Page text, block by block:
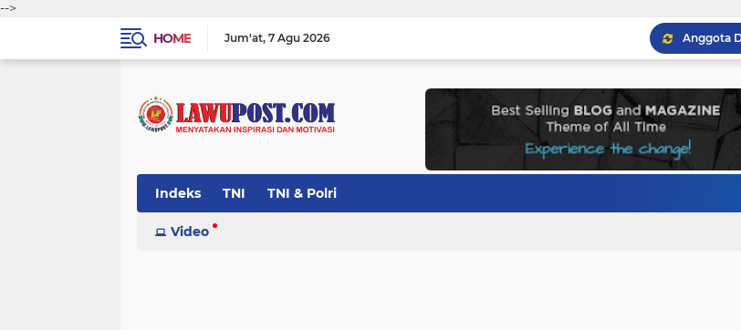
-->
HOME
Jum'at 7 Agu 2026
Indeks TNI TNI & Polri
Video